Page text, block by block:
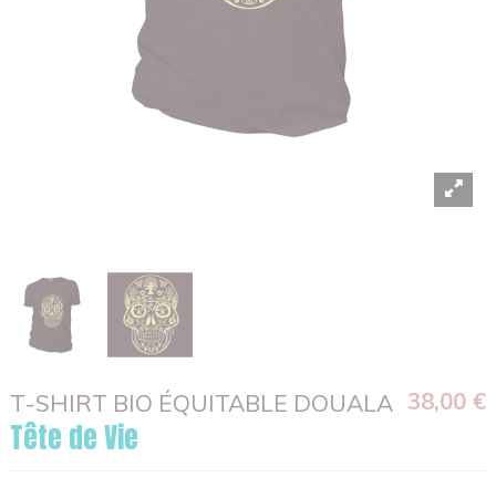
T-SHIRT BIO ÉQUITABLE DOUALA 38,00 €
Tête de Vie